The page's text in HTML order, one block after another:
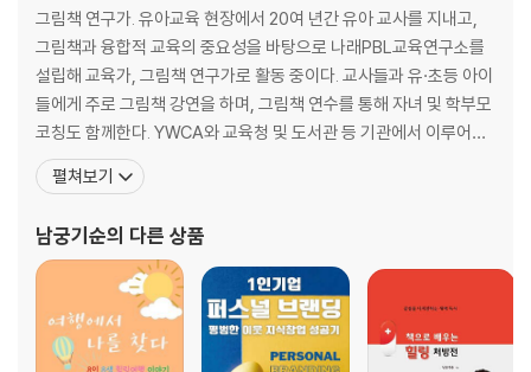
더 읽으면 좋은 책_ 『상실을 이겨내는 기술』
2장 사유 : 엄마로 살면서 생각해 볼 것들
6. 아이에게 가르쳐야 할 생명의 소중함_ 『7년 동안의 잠』
오늘의 그림책 인문학_ 생명
더 읽으면 좋은 책_ 『생명을 보는 마음』
오늘의 그림책 인문학_ 관계
더 읽으면 좋은 책_ 『모든 관계는 나에게 달려 있다』
8. 아이의 실수가 경험이 되게 하려면_ 『아름다운 실수』
오늘의 그림책 인문학_ 실수
더 읽으면 좋은 책_ 『인생의 태도』
그림책 연구가. 유아교육 현장에서 20여 년간 유아 교사를 지내고,
그림책과 융합적 교육의 중요성을 바탕으로 나래PBL교육연구소를
설립해 교육가, 그림책 연구가로 활동 중이다. 교사들과 유·초등 아이
들에게 주로 그림책 강연을 하며, 그림책 연수를 통해 자녀 및 학부모
코칭도 함께한다. YWCA와 교육청 및 도서관 등 기관에서 이루어진
많은 강연으로 부모님들과 소통해 왔다. 그림책 연구는 아이와 진실
한 교감을 이루기 위해 어른이 아이를 바르게 봐야 한다는 믿음에서
을 이해하고, 치유하며, 유연해진 시각으로 일상의 행복
펼쳐보기
남궁기순의 다른 상품